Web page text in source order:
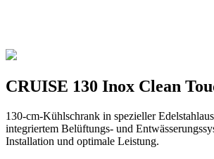
CRUISE 130 Inox Clean
130-cm-Kühlschrank in spezieller
integriertem Belüftungs- und
Installation und optimale Leistung.